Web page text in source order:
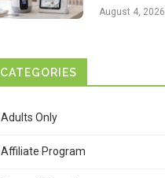
August 4, 2026
CATEGORIES
Adults Only
Affiliate Program